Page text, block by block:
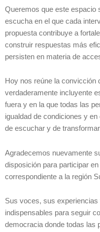
Queremos que este espacio
escucha en el que cada
propuesta contribuye a
construir respuestas más
persisten en materia de
Hoy nos reúne la convicción
verdaderamente incluyente
fuera y en la que todas las
igualdad de condiciones y
de escuchar y de
Agradecemos nuevamente
disposición para participar
correspondiente a la región
Sus voces, sus
indispensables para seguir
democracia donde todas las